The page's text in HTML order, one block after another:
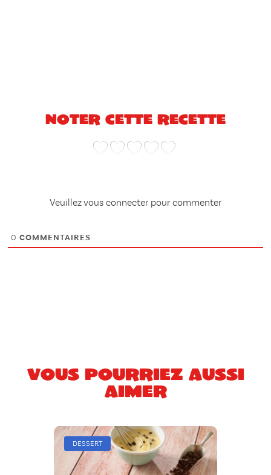
Noter cette recette
Veuillez vous connecter pour commenter
0 COMMENTAIRES
Vous pourriez aussi
aimer
DESSERT